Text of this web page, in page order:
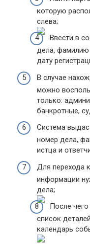
которую
слева;
Ввести в
дела, фамилию
дату
В случае
можно
только:
банкротные,
Система
номер дела,
истца и
Для перехода
информации
дела;
После
список
календарь